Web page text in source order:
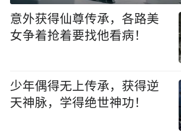
意外获得仙尊传承，各路美
女争着抢着要找他看病！
少年偶得无上传承，获得逆
天神脉，学得绝世神功！